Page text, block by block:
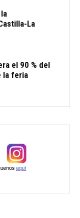
La
el 90 % del
la feria